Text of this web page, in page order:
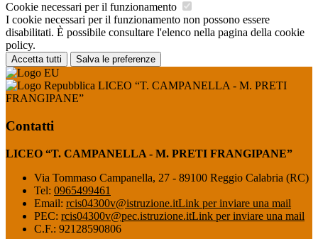
Cookie necessari per il funzionamento
I cookie necessari per il funzionamento non possono essere
disabilitati. È possibile consultare l'elenco nella pagina della cookie
policy.
Accetta tutti Salva le preferenze
LICEO “T. CAMPANELLA - M. PRETI
FRANGIPANE”
Contatti
LICEO “T. CAMPANELLA - M. PRETI FRANGIPANE”
Via Tommaso Campanella, 27 - 89100 Reggio Calabria (RC)
Tel: 0965499461
Email: rcis04300v@istruzione.itLink per inviare una mail
PEC: rcis04300v@pec.istruzione.itLink per inviare una mail
C.F.: 92128590806